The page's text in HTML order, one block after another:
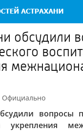
обсудили
Официально
вопросы
укрепления